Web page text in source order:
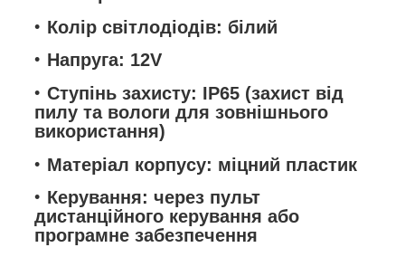
Колір світлодіодів: білий
Напруга: 12V
Ступінь захисту: IP65 (захист від
пилу та вологи для зовнішнього
використання)
Матеріал корпусу: міцний пластик
Керування: через пульт
дистанційного керування або
програмне забезпечення